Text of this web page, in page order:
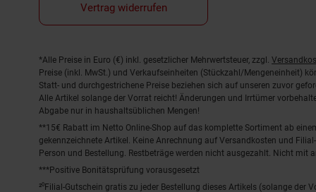
Vertrag widerrufen
Fußnoten
*Alle Preise in Euro (€) inkl. gesetzlicher Mehrwertsteuer, zzgl.
Preise (inkl. MwSt.) und Verkaufseinheiten (Stückzahl/Mengeneinheit)
Statt- und durchgestrichene Preise beziehen sich auf unseren zuvor
Alle Artikel solange der Vorrat reicht! Änderungen und Irrtümer
Abgabe nur in haushaltsüblichen Mengen!
**15€ Rabatt im Netto Online-Shop auf das komplette Sortiment ab
gekennzeichnete Artikel. Keine Anrechnung auf Versandkosten und
Person und Bestellung. Restbeträge werden nicht ausgezahlt. Nicht mit
***Positive Bonitätsprüfung vorausgesetzt
²⁰Filial-Gutschein gratis zu jeder Bestellung dieses Artikels (solange